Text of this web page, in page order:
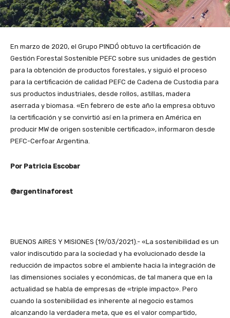
En marzo de 2020, el Grupo PINDÓ obtuvo la certificación de
Gestión Forestal Sostenible PEFC sobre sus unidades de gestión
para la obtención de productos forestales, y siguió el proceso
para la certificación de calidad PEFC de Cadena de Custodia para
sus productos industriales, desde rollos, astillas, madera
aserrada y biomasa. «En febrero de este año la empresa obtuvo
la certificación y se convirtió así en la primera en América en
producir MW de origen sostenible certificado», informaron desde
PEFC-Cerfoar Argentina.
Por Patricia Escobar
@argentinaforest
BUENOS AIRES Y MISIONES (19/03/2021).- «La sostenibilidad es un
valor indiscutido para la sociedad y ha evolucionado desde la
reducción de impactos sobre el ambiente hacia la integración de
las dimensiones sociales y económicas, de tal manera que en la
actualidad se habla de empresas de «triple impacto». Pero
cuando la sostenibilidad es inherente al negocio estamos
alcanzando la verdadera meta, que es el valor compartido,